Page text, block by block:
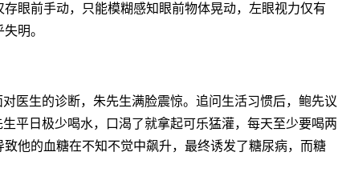
眼前手动，只能模糊感知眼前物体晃动，左眼视力仅有
明。
医生的诊断，朱先生满脸震惊。追问生活习惯后，鲍先议
平日极少喝水，口渴了就拿起可乐猛灌，每天至少要喝两
他的血糖在不知不觉中飙升，最终诱发了糖尿病，而糖